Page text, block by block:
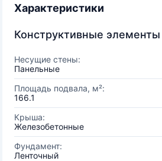
Характеристики
Конструктивные элементы
Несущие стены:
Панельные
Площадь подвала, м²:
166.1
Крыша:
Железобетонные
Фундамент:
Ленточный